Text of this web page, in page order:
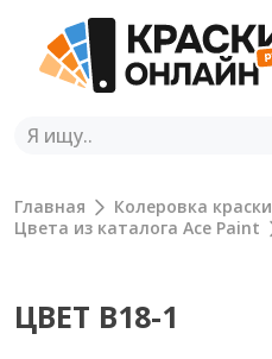
Главная
Колеровка краски
Цвета из каталога Ace Paint
ЦВЕТ B18-1